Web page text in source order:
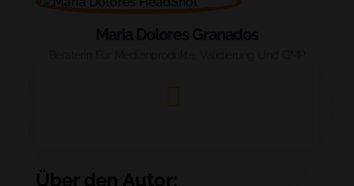
Über den Autor: